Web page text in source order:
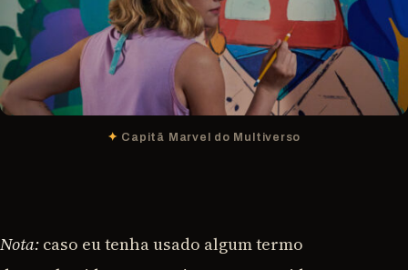
Capitã Marvel do Multiverso
Nota: caso eu tenha usado algum termo